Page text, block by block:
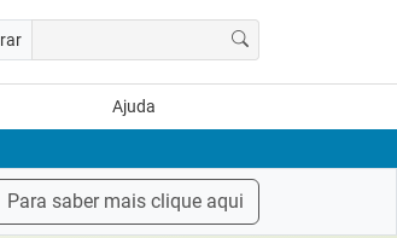
Ajuda
Para saber mais clique aqui